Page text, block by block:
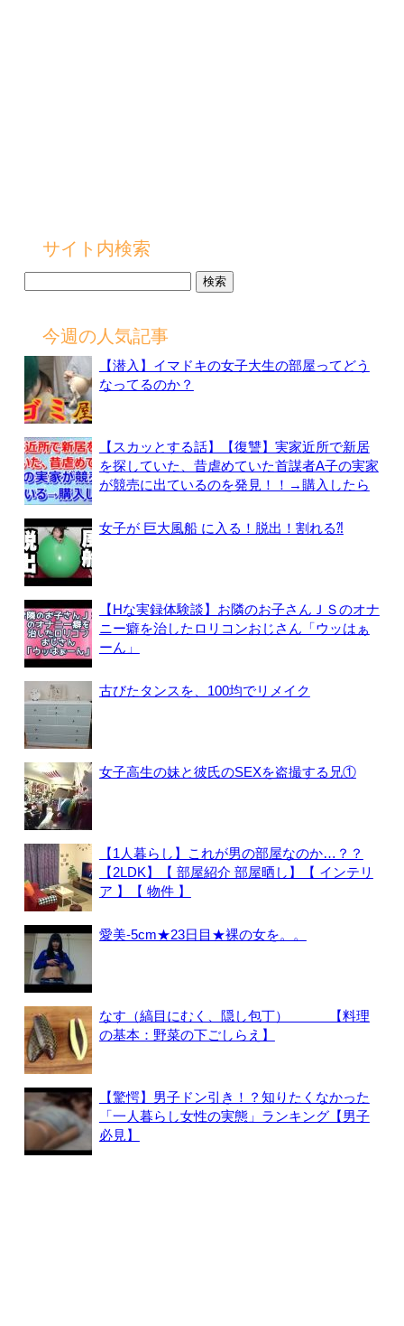
サイト内検索
今週の人気記事
【潜入】イマドキの女子大生の部屋ってどう
なってるのか？
【スカッとする話】【復讐】実家近所で新居
を探していた、昔虐めていた首謀者A子の実家
が競売に出ているのを発見！！→購入したら
女子が 巨大風船 に入る！脱出！割れる⁈
【Hな実録体験談】お隣のお子さんＪＳのオナ
ニー癖を治したロリコンおじさん「ウッはぁ
ーん」
古びたタンスを、100均でリメイク
女子高生の妹と彼氏のSEXを盗撮する兄①
【1人暮らし】これが男の部屋なのか…？？
【2LDK】【 部屋紹介 部屋晒し】【 インテリ
ア 】【 物件 】
愛美-5cm★23日目★裸の女を。。
なす（縞目にむく、隠し包丁） 【料理
の基本：野菜の下ごしらえ】
【驚愕】男子ドン引き！？知りたくなかった
「一人暮らし女性の実態」ランキング【男子
必見】